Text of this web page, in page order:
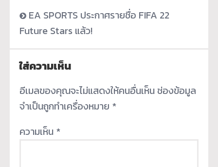
EA SPORTS ประกาศรายชื่อ FIFA 22
Future Stars แล้ว!
ใส่ความเห็น
อีเมลของคุณจะไม่แสดงให้คนอื่นเห็น ช่องข้อมูล
จำเป็นถูกทำเครื่องหมาย *
ความเห็น *